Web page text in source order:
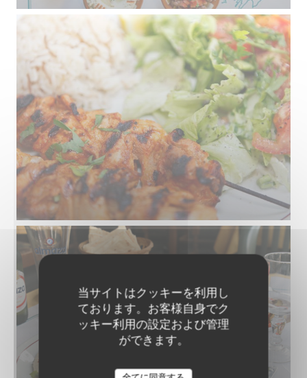
当サイトはクッキーを利用し
ております。お客様自身でク
ッキー利用の設定および管理
ができます。